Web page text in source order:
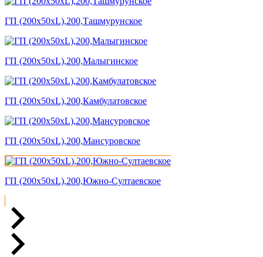
ГП (200x50xL),200,Ташмурунское
ГП (200x50xL),200,Малыгинское
ГП (200x50xL),200,Камбулатовское
ГП (200x50xL),200,Мансуровское
ГП (200x50xL),200,Южно-Султаевское